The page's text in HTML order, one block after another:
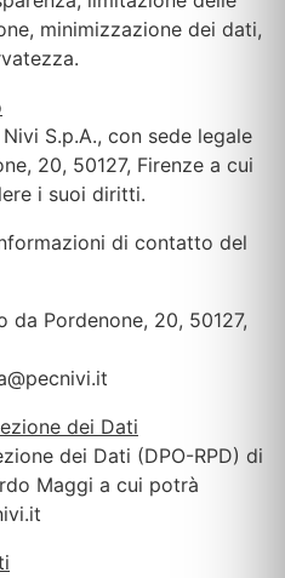
minimizzazione dei dati,
S.p.A., con sede legale
20, 50127, Firenze a cui
i suoi diritti.
di contatto del
da Pordenone, 20, 50127,
dei Dati
dei Dati (DPO-RPD) di
Maggi a cui potrà